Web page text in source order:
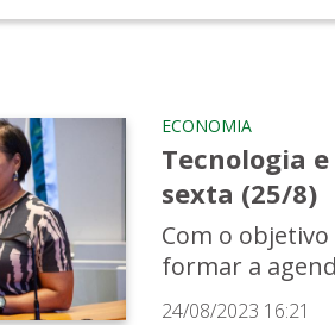
ECONOMIA
Tecnologia
sexta (25/8)
Com o
formar a
24/08/2023 16:21